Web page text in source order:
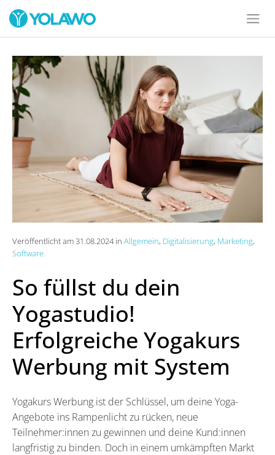
Veröffentlicht am 31.08.2024 in Allgemein, Digitalisierung, Marketing,
Software
So füllst du dein
Yogastudio!
Erfolgreiche Yogakurs
Werbung mit System
Yogakurs Werbung ist der Schlüssel, um deine Yoga-
Angebote ins Rampenlicht zu rücken, neue
Teilnehmer:innen zu gewinnen und deine Kund:innen
langfristig zu binden. Doch in einem umkämpften Markt